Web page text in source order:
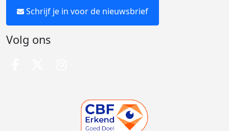
Schrijf je in voor de nieuwsbrief
Volg ons